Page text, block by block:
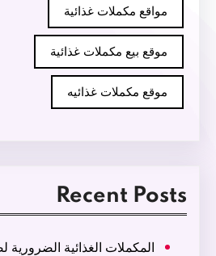
مواقع مكملات غذائية
موقع بيع مكملات غذائية
موقع مكملات غذائيه
Recent Posts
المكملات الغذائية الضرورية